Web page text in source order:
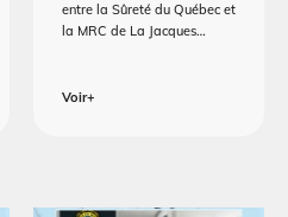
entre la Sûreté du Québec et
la MRC de La Jacques…
Voir+